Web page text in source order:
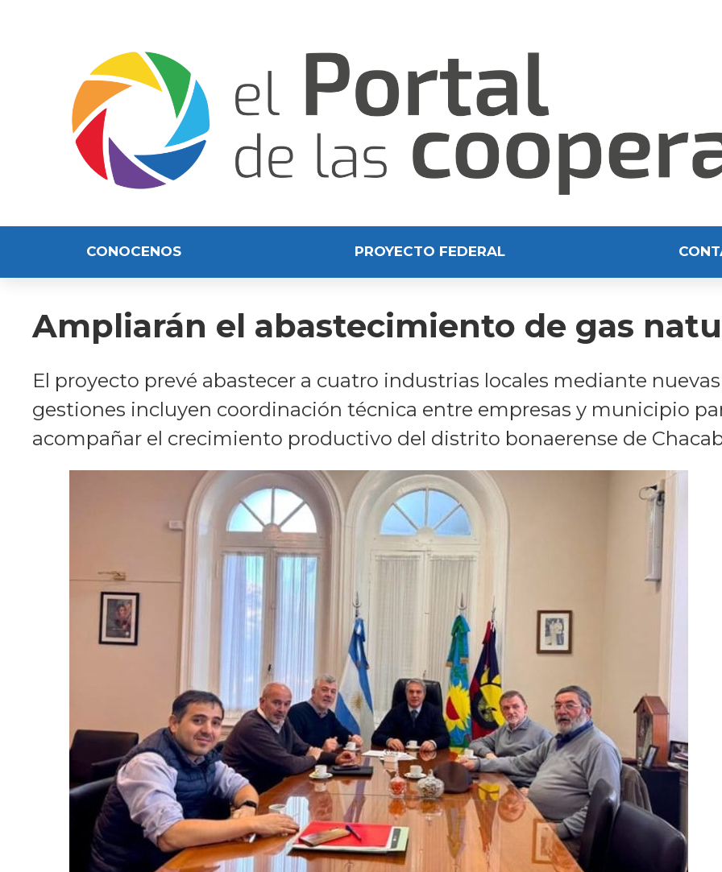
CONOCENOS PROYECTO FEDERAL
Ampliarán el abastecimiento de gas
El proyecto prevé abastecer a cuatro industrias locales mediante
gestiones incluyen coordinación técnica entre empresas y municipio
acompañar el crecimiento productivo del distrito bonaerense de